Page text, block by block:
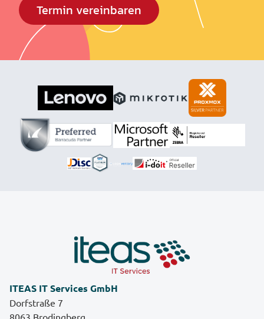
Termin vereinbaren
ITEAS IT Services GmbH
Dorfstraße 7